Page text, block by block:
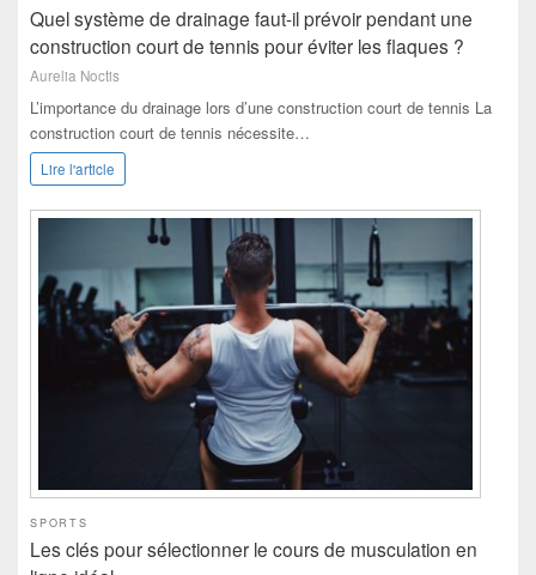
Quel système de drainage faut-il prévoir pendant une
construction court de tennis pour éviter les flaques ?
Aurelia Noctis
L’importance du drainage lors d’une construction court de tennis La
construction court de tennis nécessite…
Lire l'article
SPORTS
Les clés pour sélectionner le cours de musculation en